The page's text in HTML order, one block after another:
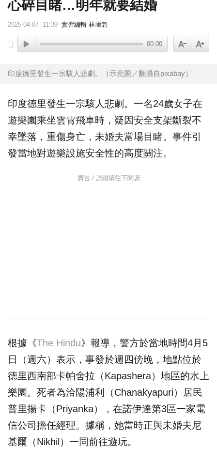
心碎目睹…明年就要結婚
2025-04-07 11:39 實習編輯 林瑜䇹
00:00
印度德里發生一宗駭人悲劇。（示意圖／翻攝自pixabay）
印度德里發生一宗駭人悲劇。一名24歲女子在
遊樂園乘坐雲霄飛車時，疑因安全支架斷裂不
幸墜落，重傷身亡， 未婚夫當場目睹。事件引
發當地對遊樂設施安全性的高度關注。
廣告 / 請繼續往下閱讀
根據《The Hindu》報導，警方於當地時間4月5
日（週六）表示，事發於週四傍晚，地點位於
德里西南部卡帕舍拉（Kapashera）地區的水上
樂園。死者為洽陽浦利（Chanakyapuri）居民
普里揚卡（Priyanka），在諾伊達第3區一家電
信公司擔任經理。據稱，她當時正與未婚夫尼
基爾（Nikhil）一同前往遊玩。